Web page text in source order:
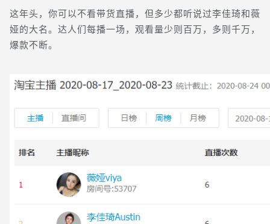
这年头，你可以不看带货直播，但多少都听说过李佳琦和薇
娅的大名。达人们每播一场，观看量少则百万，多则千万，
爆款不断。